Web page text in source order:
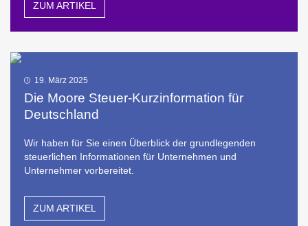
ZUM ARTIKEL
19. März 2025
Die Moore Steuer-Kurzinformation für
Deutschland
Wir haben für Sie einen Überblick der grundlegenden
steuerlichen Informationen für Unternehmen und
Unternehmer vorbereitet.
ZUM ARTIKEL